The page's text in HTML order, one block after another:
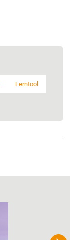
Lerntool